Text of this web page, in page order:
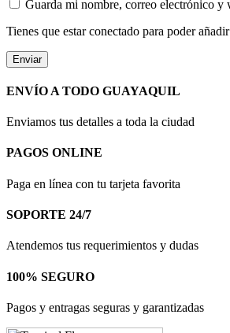
Guarda mi nombre, correo electrónico y
Tienes que estar conectado para poder
ENVÍO A TODO GUAYAQUIL
Enviamos tus detalles a toda la ciudad
PAGOS ONLINE
Paga en línea con tu tarjeta favorita
SOPORTE 24/7
Atendemos tus requerimientos y dudas
100% SEGURO
Pagos y entragas seguras y garantizadas